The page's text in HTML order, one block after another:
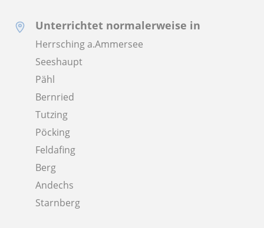
Unterrichtet normalerweise in
Herrsching a.Ammersee
Seeshaupt
Pähl
Bernried
Tutzing
Pöcking
Feldafing
Berg
Andechs
Starnberg